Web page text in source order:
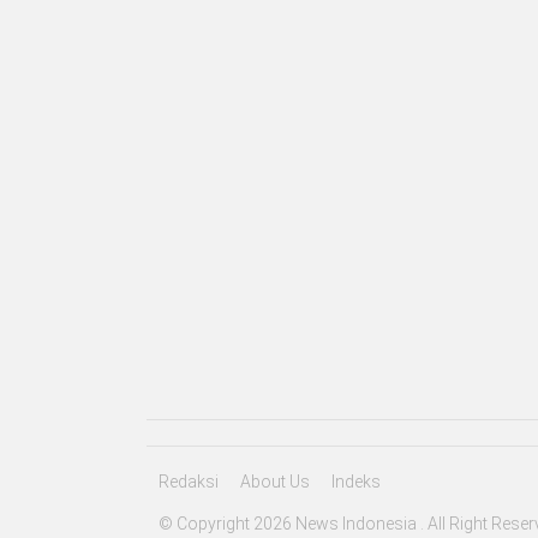
Redaksi About Us Indeks
© Copyright 2026 News Indonesia . All Right